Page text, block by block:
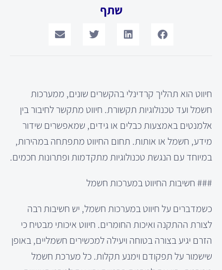
שתף
חיווט הוא תהליך קרדינלי בהקשרים שונים, ממערכות
חשמל ועד טכנולוגיות תקשורת. חיווט מתקשר לחיבור בין
אלמנטים באמצעות כבלים או גידים, שמאפשרים שידור
מידע, חשמל או אותות. תחום החיווט מתפתחה במהירות,
במיוחד עם הנגשת טכנולוגיות מתקדמות ופתרונות חכמים.
### חשיבות החיווט במערכות חשמל
כשמדברים על חיווט במערכות חשמל, יש חשיבות רבה
לצורת ההתקנה ואיכות החומרים. חיווט איכותי מבטיח כי
הזרם יגיע בצורה בטוחה ויעילה למכשירים חשמליים, באופן
שישמור על תפקודם וימנע תקלות. כל מערכת חשמל